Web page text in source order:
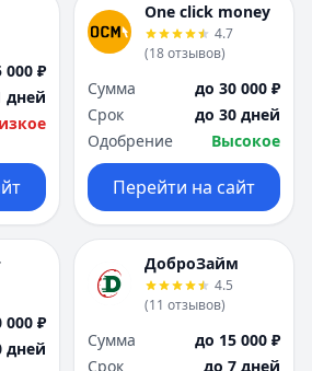
000 ₽
дней
One click money
4.7
(18отзывов)
Сумма
до 30 000 ₽
Срок
до 30 дней
Одобрение
Высокое
Перейти на сайт
000 ₽
дней
ДоброЗайм
4.5
(11 отзывов)
Сумма
до 15 000 ₽
Срок
до 7 дней